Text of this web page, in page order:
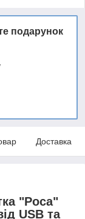
подарунок
Доставка
"Роса"
USB та